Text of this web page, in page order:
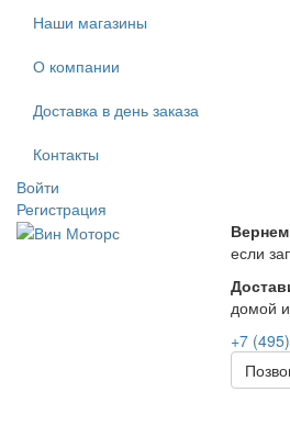
Наши магазины
О компании
Доставка в день заказа
Контакты
Войти
Регистрация
если
домой
+7